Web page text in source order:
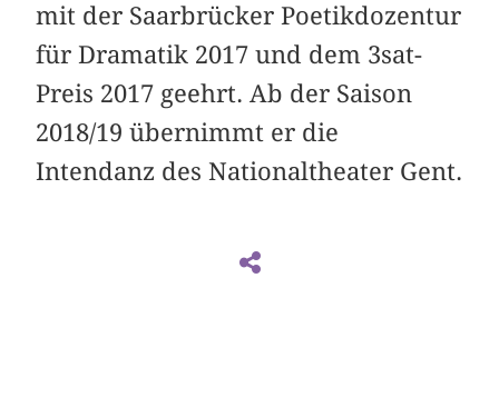
mit der Saarbrücker Poetikdozentur
für ­Dramatik 2017 und dem 3sat-
Preis 2017 geehrt. Ab der Saison
2018/19 übernimmt er die
Intendanz des Nationaltheater Gent.